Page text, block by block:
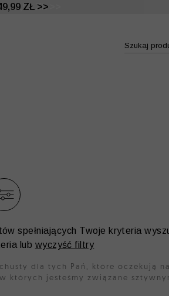
ZŁ >>
TRZECI PRODUKT >>
Szukaj
spełniających Twoje kryteria
lub wyczyść filtry
dla tych Pań, które oczekują
jesteśmy związane